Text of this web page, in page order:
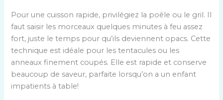
Pour une cuisson rapide, privilégiez la poêle ou le gril. Il
faut saisir les morceaux quelques minutes à feu assez
fort, juste le temps pour qu’ils deviennent opacs. Cette
technique est idéale pour les tentacules ou les
anneaux finement coupés. Elle est rapide et conserve
beaucoup de saveur, parfaite lorsqu’on a un enfant
impatients à table!